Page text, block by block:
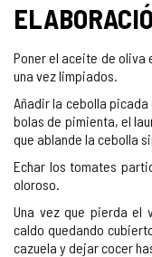
Poner el aceite de oliva
una vez limpiados.
Añadir la cebolla
bolas de pimienta, el
que ablande la cebolla
Echar los tomates
oloroso.
Una vez que pierda el
caldo quedando
cazuela y dejar cocer